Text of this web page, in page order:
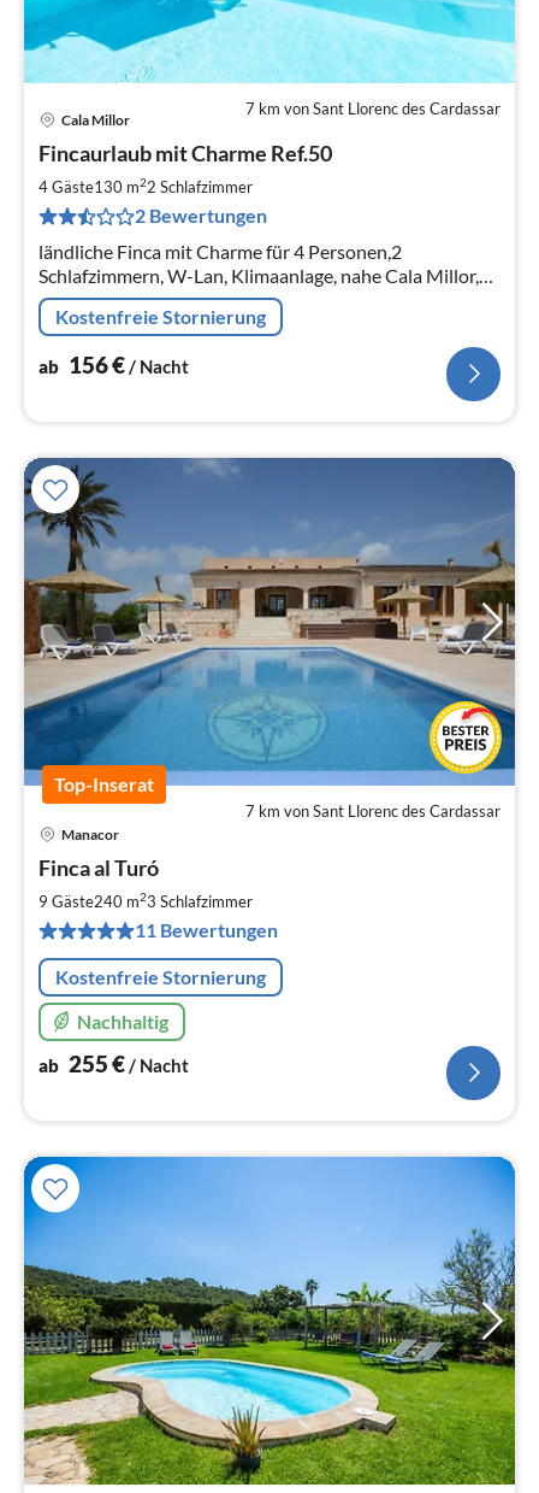
7 km von Sant Llorenc des Cardassar
Cala Millor
Fincaurlaub mit Charme Ref.50
4 Gäste130 m22 Schlafzimmer
2 Bewertungen
ländliche Finca mit Charme für 4 Personen,2
Schlafzimmern, W-Lan, Klimaanlage, nahe Cala Millor,
privater Pool mit ausreichend Platz für Gross und Klein .
Kostenfreie Stornierung
ab 156€ / Nacht
Top-Inserat
7 km von Sant Llorenc des Cardassar
Manacor
Finca al Turó
9 Gäste240 m23 Schlafzimmer
11 Bewertungen
Kostenfreie Stornierung
Nachhaltig
ab 255€/ Nacht